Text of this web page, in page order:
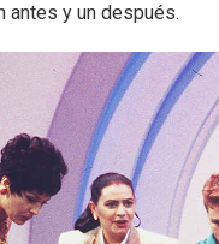
antes y un después.